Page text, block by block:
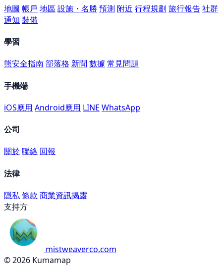
地圖 帳戶 地區 設施・名勝 預測 附近 行程規劃 旅行報告社群
通知 裝備
學習
熊安全指南部落格 新聞數據 常見問題
手機端
iOS應用 Android應用 LINE WhatsApp
公司
關於聯絡 回報
法律
隱私條款 商業資訊揭露
支持方
mistweaverco.com
© 2026 Kumamap